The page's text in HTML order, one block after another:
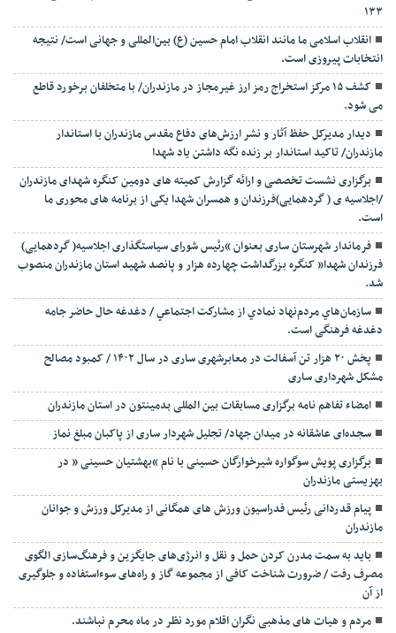
۱۳۳
انقلاب اسلامی ما مانند انقلاب امام حسین (ع) بین‌المللی و جهانی است/ نتیجه
انتخابات پیروزی است.
کشف ۱۵ مرکز استخراج رمز ارز غیرمجاز در مازندران/ با متخلفان برخورد قاطع
می شود.
دیدار مدیرکل حفظ آثار و نشر ارزش‌های دفاع مقدس مازندران با استاندار
مازندران/ تاکید استاندار بر زنده نگه داشتن یاد شهدا
برگزاری نشست تخصصی و ارائه گزارش کمیته های دومین کنگره شهدای مازندران
/اجلاسیه ی ( گردهمایی)فرزندان و همسران شهدا یکی از برنامه های محوری ما
است.
فرماندار شهرستان ساری بعنوان “رئیس شورای سیاستگذاری اجلاسیه( گردهمایی)
فرزندان شهدا” کنگره بزرگداشت چهارده هزار و پانصد شهید استان مازندران منصوب
شد.
سازمان‌هاي مردم‌نهاد نمادي از مشاركت اجتماعي / دغدغه حال حاضر جامه
دغدغه فرهنگی است.
پخش ۲۰ هزار تن آسفالت در معابرشهری ساری در سال ۱۴۰۲ / کمبود مصالح
مشکل شهرداری ساری
امضاء تفاهم نامه برگزاری مسابقات بین المللی بدمینتون در استان مازندران
سجده‌ای عاشقانه در میدان جهاد/ تجلیل شهردار ساری از پاکبان مبلغ نماز
برگزاری پویش سوگواره شیرخوارگان حسینی با نام “بهشتیان حسینی ” در
بهزیستی مازندران
پیام قدردانی رئیس فدراسیون ورزش های همگانی از مدیرکل ورزش و جوانان
مازندران
باید به سمت مدرن کردن حمل و نقل و انرژی‌های جایگزین و فرهنگ‌سازی الگوی
مصرف رفت / ضرورت شناخت کافی از مجموعه گاز و راه‌های سوءاستفاده و جلوگیری
از آن
مردم و هیات های مذهبی نگران اقلام مورد نظر در ماه محرم نباشند.